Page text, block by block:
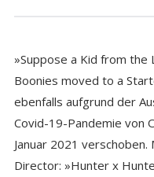
»Suppose a Kid from the
Boonies moved to a
ebenfalls aufgrund der
Covid-19-Pandemie von
Januar 2021
Director: »Hunter x